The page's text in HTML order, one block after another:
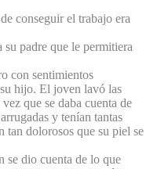
conseguir el trabajo era
su padre que le permitiera
con sentimientos
hijo. El joven lavó las
que se daba cuenta de
y tenían tantas
tan dolorosos que su piel se
se dio cuenta de lo que